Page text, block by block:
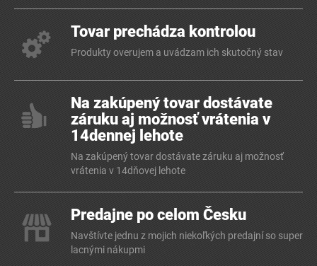
Tovar prechádza kontrolou
Produkty overujem a uvádzam ich skutočný stav
Na zakúpený tovar dostávate
záruku aj možnosť vrátenia v
14dennej lehote
Na zakúpený tovar dostávate záruku aj možnosť
vrátenia v 14dňovej lehote
Predajne po celom Česku
Navštívte jednu z mojich niekoľkých predajní so super
lacnými nákupmi